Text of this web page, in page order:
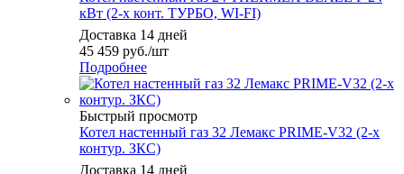
кВт (2-х конт. ТУРБО, WI-FI)
Доставка 14 дней
45 459 руб./шт
Подробнее
Быстрый просмотр
Котел настенный газ 32 Лемакс PRIME-V32 (2-х
контур. ЗКС)
Доставка 14 дней